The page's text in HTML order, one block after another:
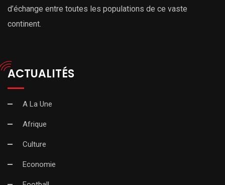
d’échange entre toutes les populations de ce vaste
continent.
ACTUALITÉS
A La Une
Afrique
Culture
Economie